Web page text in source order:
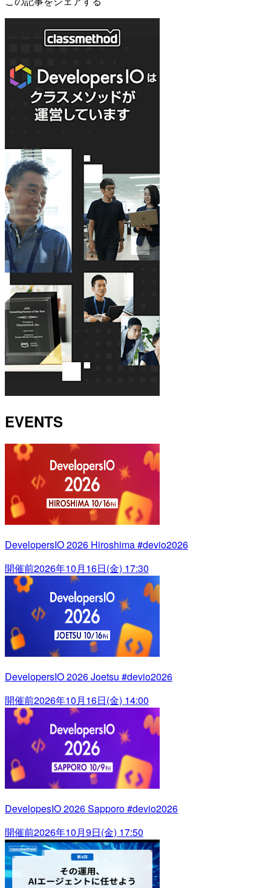
EVENTS
DevelopersIO 2026 Hiroshima #devio2026
開催前2026年10月16日(金) 17:30
DevelopersIO 2026 Joetsu #devio2026
開催前2026年10月16日(金) 14:00
DevelopesIO 2026 Sapporo #devio2026
開催前2026年10月9日(金) 17:50